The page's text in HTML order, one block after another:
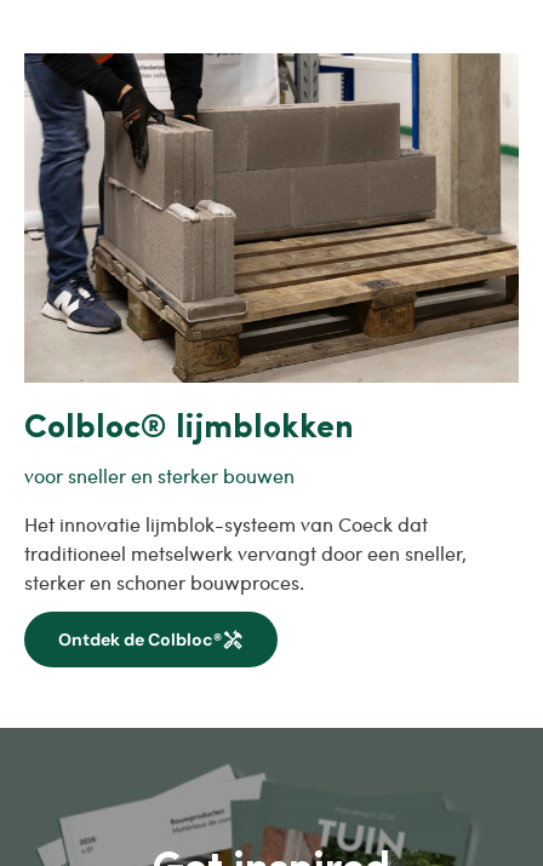
Colbloc® lijmblokken
voor sneller en sterker bouwen
Het innovatie lijmblok-systeem van Coeck dat
traditioneel metselwerk vervangt door een sneller,
sterker en schoner bouwproces.
Ontdek de Colbloc®handyman